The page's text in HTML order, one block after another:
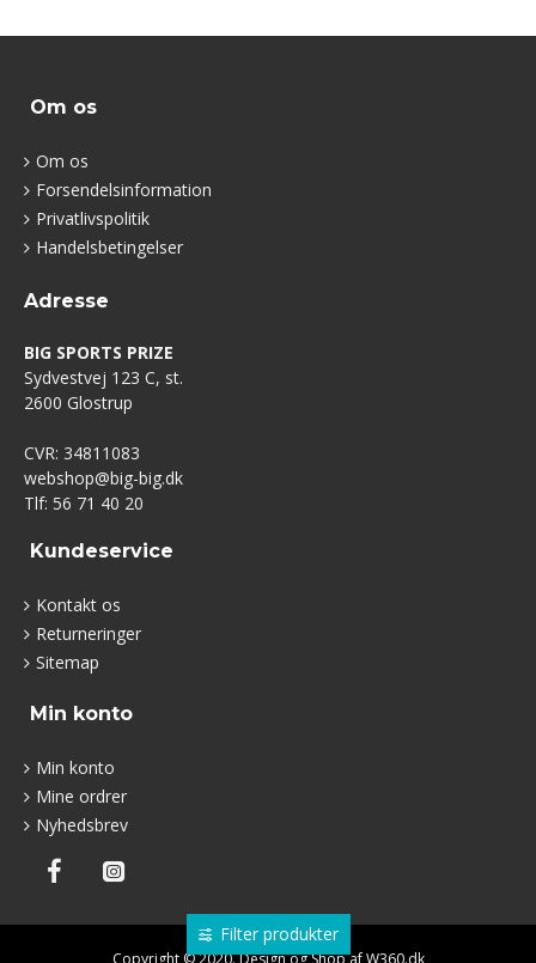
Om os
Om os
Forsendelsinformation
Privatlivspolitik
Handelsbetingelser
Adresse
BIG SPORTS PRIZE
Sydvestvej 123 C, st.
2600 Glostrup
CVR: 34811083
webshop@big-big.dk
Tlf: 56 71 40 20
Kundeservice
Kontakt os
Returneringer
Sitemap
Min konto
Min konto
Mine ordrer
Nyhedsbrev
Copyright © 2020. Design og Shop af W360.dk
Filter produkter